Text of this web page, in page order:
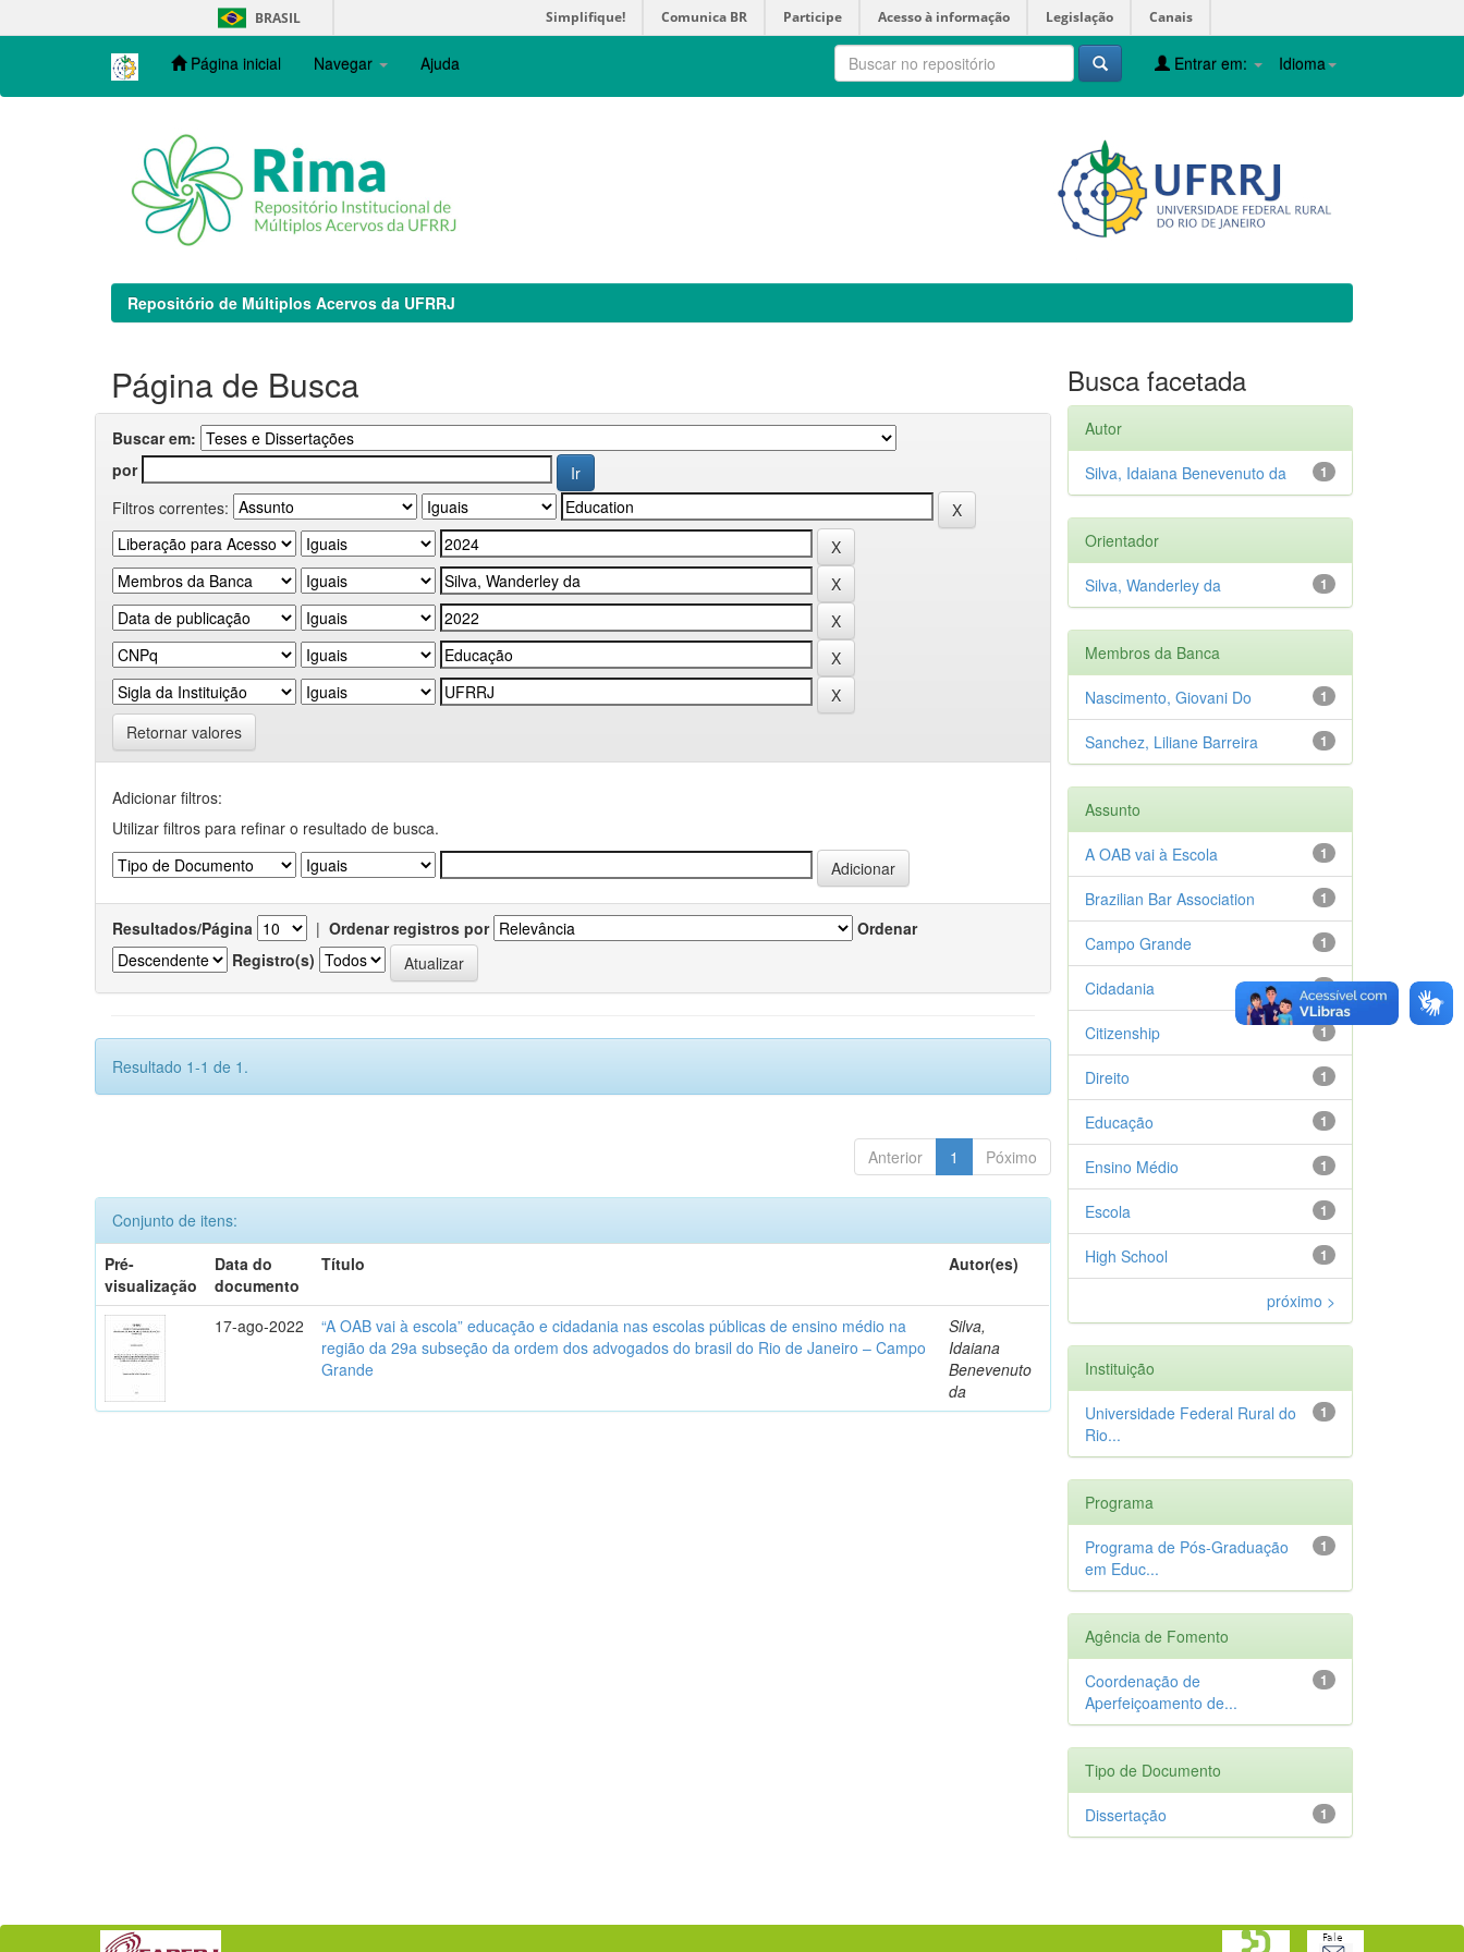
navigation
BRASIL Simplifique! Comunica BR Participe Acesso à informação Legislação Canais
Página inicial Navegar Ajuda Idioma
Entrar em:
Repositório de Múltiplos Acervos da UFRRJ
Página de Busca
Buscar em:
por
Filtros correntes:
Retornar valores
Adicionar filtros:
Utilizar filtros para refinar o resultado de busca.
Resultados/Página | Ordenar registros por
Ordenar
Registro(s)
Resultado 1-1 de 1.
Anterior 1 Póximo
Conjunto de itens:
Pré-
visualização
Data do
documento
Título Autor(es)
17-ago-2022
“A OAB vai à escola” educação e cidadania nas escolas públicas de ensino médio na
região da 29a subseção da ordem dos advogados do brasil do Rio de Janeiro – Campo
Grande
Silva,
Idaiana
Benevenuto
da
Busca facetada
Autor
1
Silva, Idaiana Benevenuto da
Orientador
1
Silva, Wanderley da
Membros da Banca
1
Nascimento, Giovani Do
1
Sanchez, Liliane Barreira
Assunto
1
A OAB vai à Escola
1
Brazilian Bar Association
1
Campo Grande
1
Cidadania
1
Citizenship
1
Direito
1
Educação
1
Ensino Médio
1
Escola
1
High School
próximo >
Instituição
1
Universidade Federal Rural do
Rio...
Programa
1
Programa de Pós-Graduação
em Educ...
Agência de Fomento
1
Coordenação de
Aperfeiçoamento de...
Tipo de Documento
1
Dissertação